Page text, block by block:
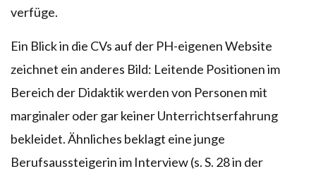
verfüge.
Ein Blick in die CVs auf der PH-eigenen Website
zeichnet ein anderes Bild: Leitende Positionen im
Bereich der Didaktik werden von Personen mit
marginaler oder gar keiner Unterrichtserfahrung
bekleidet. Ähnliches beklagt eine junge
Berufsaussteigerin im Interview (s. S. 28 in der